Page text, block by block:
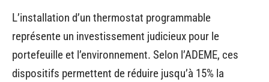
L’installation d’un thermostat programmable
représente un investissement judicieux pour le
portefeuille et l’environnement. Selon l’ADEME, ces
dispositifs permettent de réduire jusqu’à 15% la